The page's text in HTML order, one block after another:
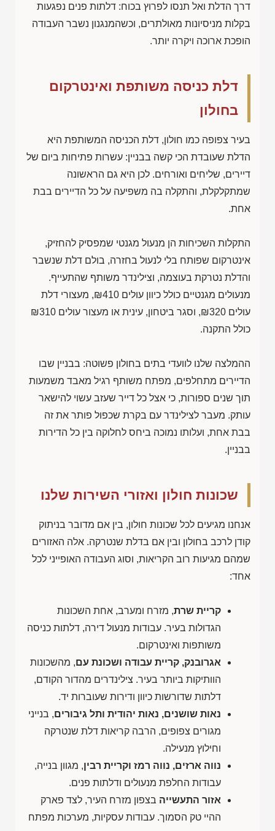
דרך הדלת ואל תנסו לפרוץ בכוח: דלתות פנים נפגעות
בקלות מניסיונות מאולתרים, וכשהמנגנון נשבר העבודה
הופכת ארוכה ויקרה יותר.
דלת כניסה משותפת ואינטרקום
בחולון
בעיר צפופה כמו חולון, דלת הכניסה המשותפת היא
הדלת שעובדת הכי קשה בבניין: עשרות פתיחות ביום של
דיירים, שליחים ואורחים. לכן היא גם הראשונה
שמתקלקלת, והתקלה בה משפיעה על כל הדיירים בבת
אחת.
התקלות השכיחות הן מנעול מגנטי שמפסיק להחזיק,
אינטרקום שפותח בלי לנעול בחזרה, בולם דלת שנשבר
והדלת נטרקת בעוצמה, וצילינדר משותף שהתעייף.
מנעולים מגנטיים כולל כיוון עולים ₪410, מעצורי דלת
עולים ₪320, וסגר ביטחון, עינית או מעצור עולים ₪310
כולל התקנה.
ההמלצה שלנו לוועדי בתים בחולון פשוטה: בבניין שבו
הדיירים מתחלפים, מפתח משותף רגיל מאבד משמעות
תוך שנים ספורות, כי אצל כל דייר שעזב עשוי להישאר
עותק. מעבר לצילינדר עם בקרת שכפול פותר את זה
בבת אחת, ועלותו נמוכה ביחס לחלוקה בין כל הדירות
בבניין.
שכונות חולון ואזורי השירות שלנו
אנחנו מגיעים לכל שכונות חולון, בין אם מדובר בניתוק
קודן לרכב בחולון ובין אם בדלת שנטרקה. אלה האזורים
שמהם מגיעות רוב הקריאות, וסוג העבודה האופייני לכל
אחד:
קריית שרת, מזרח ומערב, אחת השכונות
הגדולות בעיר. עבודות מנעול דירה, דלתות כניסה
משותפות ואינטרקום.
אגרובנק, קריית עבודה ושכונת עם, מהשכונות
הוותיקות ביותר בעיר. צילינדרים מהדור הקודם,
דלתות שדורשות כיוון ודירות שעוברות יד.
נאות שושנים, נאות יהודית ותל גיבורים, בנייני
מגורים צפופים, הרבה קריאות דלת שנטרקה
וחילוץ מנעילה.
נווה ארזים, נווה רמז וקריית רבין, מגוון בנייה,
עבודות החלפת מנעולים ודלתות פנים.
אזור התעשייה בצפון מזרח העיר, לצד פארק
ההיי טק הסמוך. עבודות עסקיות, מערכות מפתח